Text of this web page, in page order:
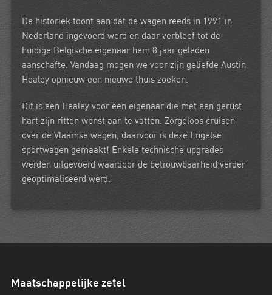
De historiek toont aan dat de wagen reeds in 1991 in
Nederland ingevoerd werd en daar verbleef tot de
huidige Belgische eigenaar hem 8 jaar geleden
aanschafte. Vandaag mogen we voor zijn geliefde Austin
Healey opnieuw een nieuwe thuis zoeken.
Dit is een Healey voor een eigenaar die met een gerust
hart zijn ritten wenst aan te vatten. Zorgeloos cruisen
over de Vlaamse wegen, daarvoor is deze Engelse
sportwagen gemaakt! Enkele technische upgrades
werden uitgevoerd waardoor de betrouwbaarheid verder
geoptimaliseerd werd.
Maatschappelijke zetel